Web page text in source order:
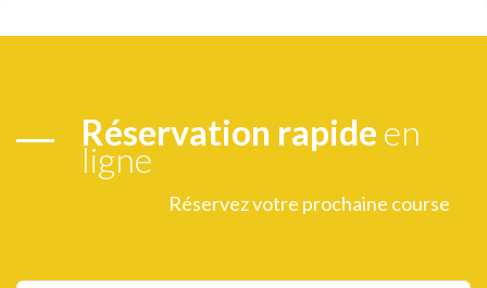
Réservation rapide en
ligne
Réservez votre prochaine course